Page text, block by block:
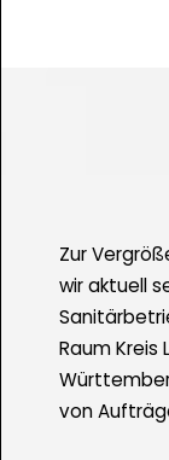
Zur
wir aktuell
Raum Kreis
von